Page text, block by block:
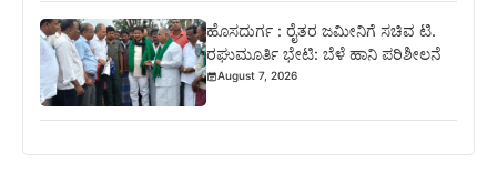
ಹೊಸದುರ್ಗ : ರೈತರ ಜಮೀನಿಗೆ ಸಚಿವ ಟಿ.
ರಘುಮೂರ್ತಿ ಭೇಟಿ: ಬೆಳೆ ಹಾನಿ ಪರಿಶೀಲನೆ
August 7, 2026